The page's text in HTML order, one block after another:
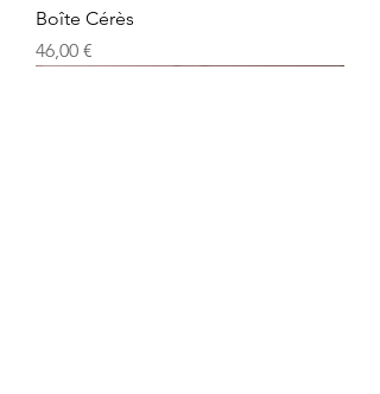
Boîte Cérès
Prix
46,00 €